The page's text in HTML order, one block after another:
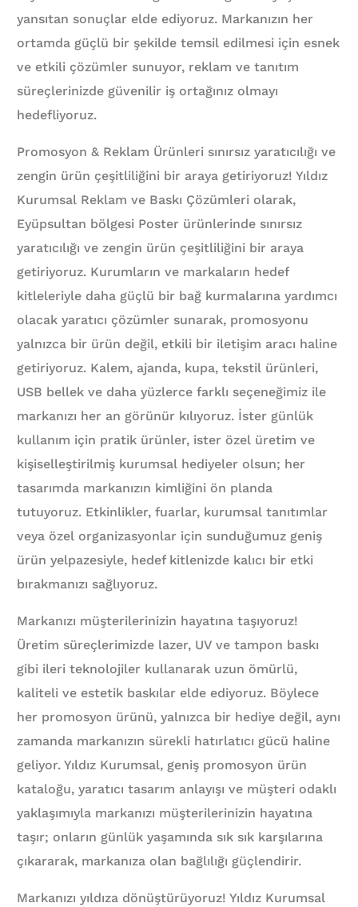
yansıtan sonuçlar elde ediyoruz. Markanızın her
ortamda güçlü bir şekilde temsil edilmesi için esnek
ve etkili çözümler sunuyor, reklam ve tanıtım
süreçlerinizde güvenilir iş ortağınız olmayı
hedefliyoruz.
Promosyon & Reklam Ürünleri sınırsız yaratıcılığı ve
zengin ürün çeşitliliğini bir araya getiriyoruz! Yıldız
Kurumsal Reklam ve Baskı Çözümleri olarak,
Eyüpsultan bölgesi Poster ürünlerinde sınırsız
yaratıcılığı ve zengin ürün çeşitliliğini bir araya
getiriyoruz. Kurumların ve markaların hedef
kitleleriyle daha güçlü bir bağ kurmalarına yardımcı
olacak yaratıcı çözümler sunarak, promosyonu
yalnızca bir ürün değil, etkili bir iletişim aracı haline
getiriyoruz. Kalem, ajanda, kupa, tekstil ürünleri,
USB bellek ve daha yüzlerce farklı seçeneğimiz ile
markanızı her an görünür kılıyoruz. İster günlük
kullanım için pratik ürünler, ister özel üretim ve
kişiselleştirilmiş kurumsal hediyeler olsun; her
tasarımda markanızın kimliğini ön planda
tutuyoruz. Etkinlikler, fuarlar, kurumsal tanıtımlar
veya özel organizasyonlar için sunduğumuz geniş
ürün yelpazesiyle, hedef kitlenizde kalıcı bir etki
bırakmanızı sağlıyoruz.
Markanızı müşterilerinizin hayatına taşıyoruz!
Üretim süreçlerimizde lazer, UV ve tampon baskı
gibi ileri teknolojiler kullanarak uzun ömürlü,
kaliteli ve estetik baskılar elde ediyoruz. Böylece
her promosyon ürünü, yalnızca bir hediye değil, aynı
zamanda markanızın sürekli hatırlatıcı gücü haline
geliyor. Yıldız Kurumsal, geniş promosyon ürün
kataloğu, yaratıcı tasarım anlayışı ve müşteri odaklı
yaklaşımıyla markanızı müşterilerinizin hayatına
taşır; onların günlük yaşamında sık sık karşılarına
çıkararak, markanıza olan bağlılığı güçlendirir.
Markanızı yıldıza dönüştürüyoruz! Yıldız Kurumsal